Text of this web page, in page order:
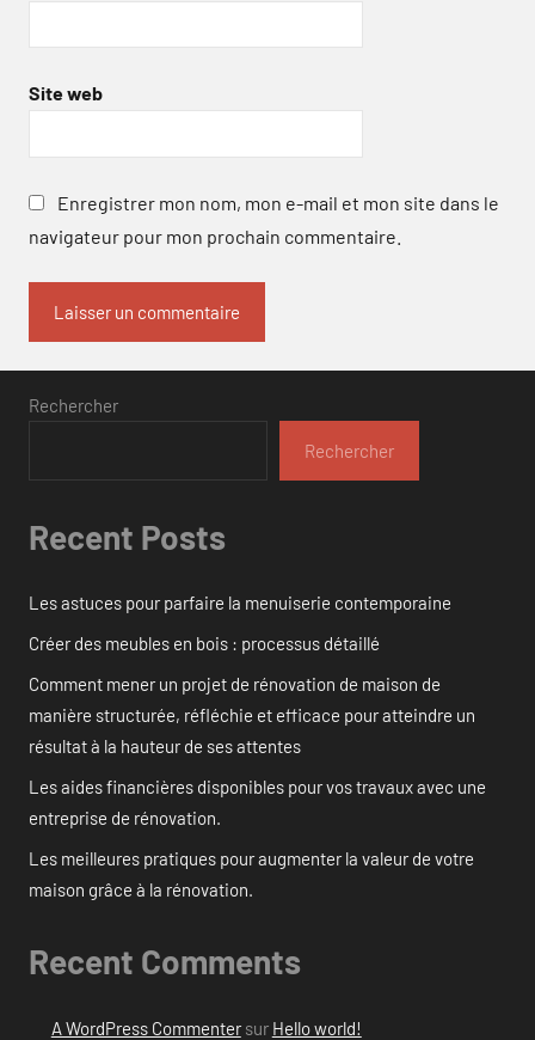
Site web
Enregistrer mon nom, mon e-mail et mon site dans le
navigateur pour mon prochain commentaire.
Rechercher
Rechercher
Recent Posts
Les astuces pour parfaire la menuiserie contemporaine
Créer des meubles en bois : processus détaillé
Comment mener un projet de rénovation de maison de
manière structurée, réfléchie et efficace pour atteindre un
résultat à la hauteur de ses attentes
Les aides financières disponibles pour vos travaux avec une
entreprise de rénovation.
Les meilleures pratiques pour augmenter la valeur de votre
maison grâce à la rénovation.
Recent Comments
A WordPress Commentersur Hello world!